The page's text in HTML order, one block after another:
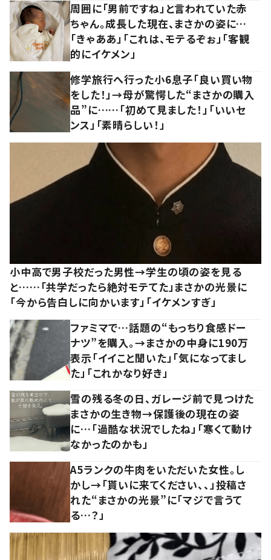
周囲に「男前ですね」と言われていた赤
ちゃん。成長した現在、まさかの姿に…
「きゃああ」「これは、モテるぞぉ」「客観
的にイケメン」
修学旅行へ行った小6息子「良い買い物
をした！」→母が驚愕した“まさかの購入
品”に……「初めて見ました！」「いいセ
ンス」「素晴らしい！」
小中高で男子校だった男性→学生の頃の姿を見る
と……「共学だったら絶対モテてた」まさかの光景に
「今から告白しに向かいます」「イケメンすぎ」
ファミマで…話題の“もっちり食感ドー
ナツ”を購入。→まさかの中身に190万
表示「イイこと聞いた」「気になってまし
た」「これかなり好き」
雪の残る冬の日、ガレージ前で見つけた
まさかの生き物→保護後の現在の姿
に…「過酷な状況でしたね」「寒くて動け
なかったのかも」
A5ランクの牛肉をいただいた女性。し
かし→「貰いに来てください、、」投稿さ
れた“まさかの光景”に「マジで言うて
る…？」